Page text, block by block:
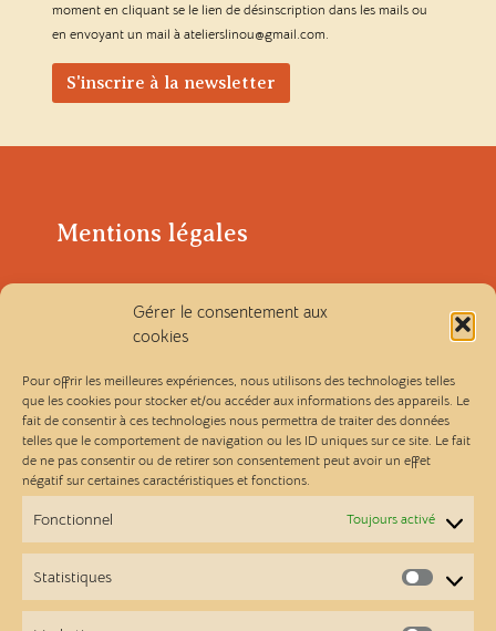
Gérer le consentement aux
cookies
Pour offrir les meilleures expériences, nous utilisons des technologies telles
que les cookies pour stocker et/ou accéder aux informations des appareils. Le
fait de consentir à ces technologies nous permettra de traiter des données
telles que le comportement de navigation ou les ID uniques sur ce site. Le fait
de ne pas consentir ou de retirer son consentement peut avoir un effet
négatif sur certaines caractéristiques et fonctions.
Fonctionnel Toujours activé
Statistiques
moment en cliquant se le lien de désinscription dans les mails ou
en envoyant un mail à atelierslinou@gmail.com.
Mentions légales
Politique de confidentialité
Les Ateliers Linou
Contact
A propos
Points de vente